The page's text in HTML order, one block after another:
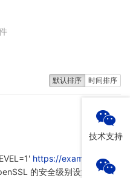
技术支持
默认排序 时间排序
https://example.com
的安全级别设置为 1，